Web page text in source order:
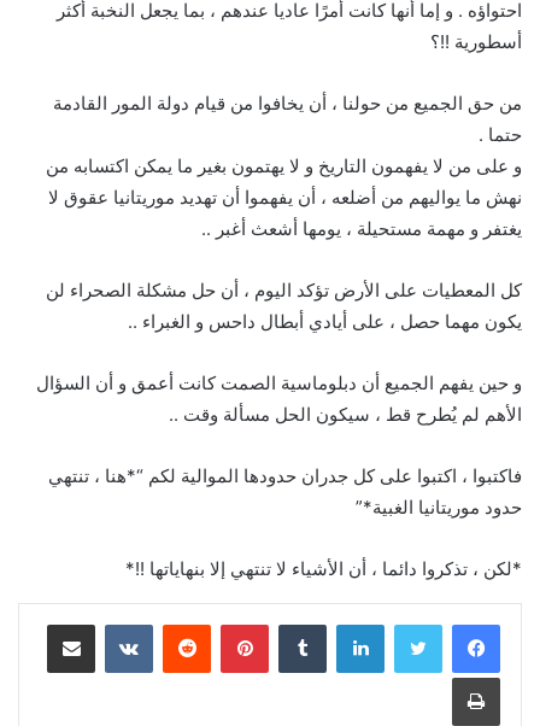
احتواؤه . و إما أنها كانت أمرًا عاديا عندهم ، بما يجعل النخبة أكثر
أسطورية !!؟
من حق الجميع من حولنا ، أن يخافوا من قيام دولة المور القادمة
حتما .
و على من لا يفهمون التاريخ و لا يهتمون بغير ما يمكن اكتسابه من
نهش ما يواليهم من أضلعه ، أن يفهموا أن تهديد موريتانيا عقوق لا
يغتفر و مهمة مستحيلة ، يومها أشعث أغبر ..
كل المعطيات على الأرض تؤكد اليوم ، أن حل مشكلة الصحراء لن
يكون مهما حصل ، على أيادي أبطال داحس و الغبراء ..
و حين يفهم الجميع أن دبلوماسية الصمت كانت أعمق و أن السؤال
الأهم لم يُطرح قط ، سيكون الحل مسألة وقت ..
فاكتبوا ، اكتبوا على كل جدران حدودها الموالية لكم “*هنا ، تنتهي
حدود موريتانيا الغبية*”
*لكن ، تذكروا دائما ، أن الأشياء لا تنتهي إلا بنهاياتها !!*
لينكدإن بينتيريست مشاركة عبر البريد
طباعة